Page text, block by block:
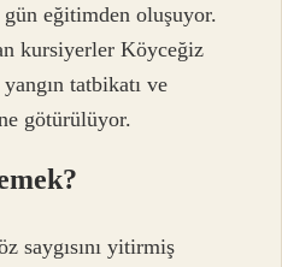
eğitimden oluşuyor.
kursiyerler Köyceğiz
tatbikatı ve
götürülüyor.
saygısını yitirmiş